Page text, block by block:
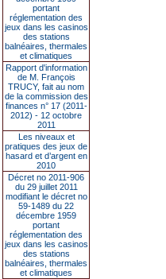
portant
réglementation des
jeux dans les casinos
des stations
balnéaires, thermales
et climatiques
Rapport d'information
de M. François
TRUCY, fait au nom
de la commission des
finances n° 17 (2011-
2012) - 12 octobre
2011
Les niveaux et
pratiques des jeux de
hasard et d’argent en
2010
Décret no 2011-906
du 29 juillet 2011
modifiant le décret no
59-1489 du 22
décembre 1959
portant
réglementation des
jeux dans les casinos
des stations
balnéaires, thermales
et climatiques